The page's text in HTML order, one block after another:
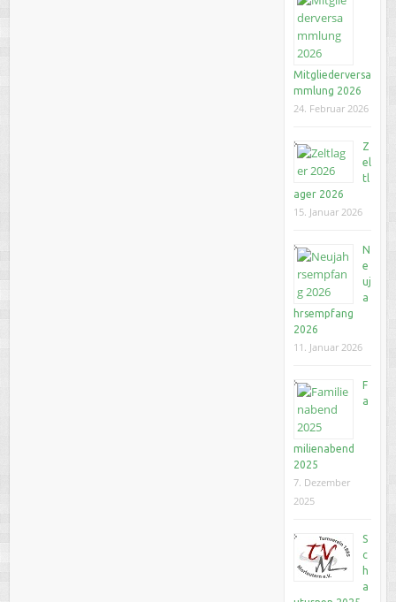
Mitgliederversa
mmlung 2026
24. Februar 2026
Z
el
tl
ager 2026
15. Januar 2026
N
e
uj
a
hrsempfang
2026
11. Januar 2026
F
a
milienabend
2025
7. Dezember
2025
S
c
h
a